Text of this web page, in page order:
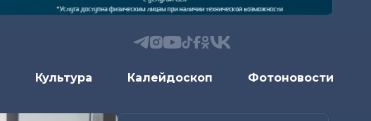
Культура Калейдоскоп Фотоновости